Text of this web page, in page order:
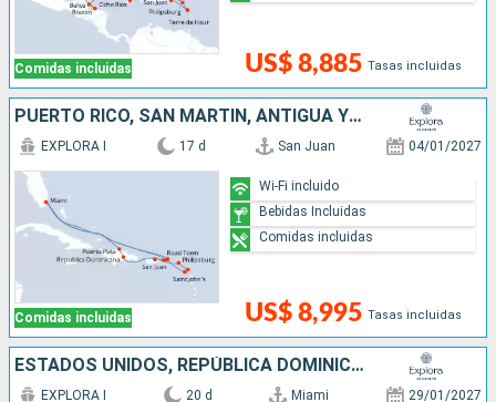
Comidas incluidas US$ 8,885 Tasas incluidas
PUERTO RICO, SAN MARTÍN, ANTIGUA Y BARBUDA, REINO UNIDO, ESTADOS UNIDOS, REPÚBLICA DOMINICANA
Comidas incluidas
EXPLORA I 17 d San Juan 04/01/2027
US$ 8,995 Tasas incluidas
Wi-Fi incluido
Bebidas Incluidas
Comidas incluidas
ESTADOS UNIDOS, REPÚBLICA DOMINICANA, SAN MARTÍN, PUERTO RICO, FRANCIA, BARBADOS, TRINIDAD Y TOBAGO, BRASIL
EXPLORA I 20 d Miami 29/01/2027